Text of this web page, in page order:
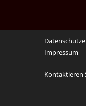
Impressum
Kontaktieren